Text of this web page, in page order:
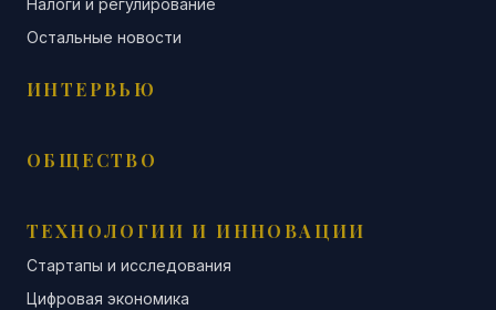
Налоги и регулирование
Остальные новости
ИНТЕРВЬЮ
ОБЩЕСТВО
ТЕХНОЛОГИИ И ИННОВАЦИИ
Стартапы и исследования
Цифровая экономика